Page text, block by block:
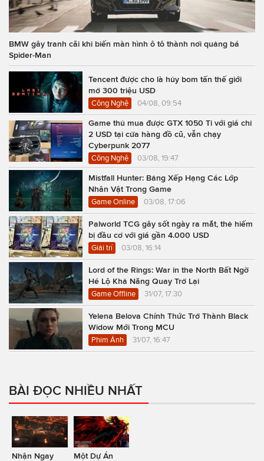
BMW gây tranh cãi khi biến màn hình ô tô thành nơi quảng bá
Spider-Man
Tencent được cho là hủy bom tấn thế giới
mở 300 triệu USD
Công Nghệ 04/08, 09:54
Game thủ mua được GTX 1050 Ti với giá chỉ
2 USD tại cửa hàng đồ cũ, vẫn chạy
Cyberpunk 2077
Công Nghệ 03/08, 19:47
Mistfall Hunter: Bảng Xếp Hạng Các Lớp
Nhân Vật Trong Game
Game Online 03/08, 17:06
Palworld TCG gây sốt ngày ra mắt, thẻ hiếm
bị đầu cơ với giá gần 4.000 USD
Giải trí 03/08, 16:14
Lord of the Rings: War in the North Bất Ngờ
Hé Lộ Khả Năng Quay Trở Lại
Game Offline 31/07, 17:30
Yelena Belova Chính Thức Trở Thành Black
Widow Mới Trong MCU
Phim Ảnh 31/07, 16:47
BÀI ĐỌC NHIỀU NHẤT
Nhận Ngay
Một Dự Án